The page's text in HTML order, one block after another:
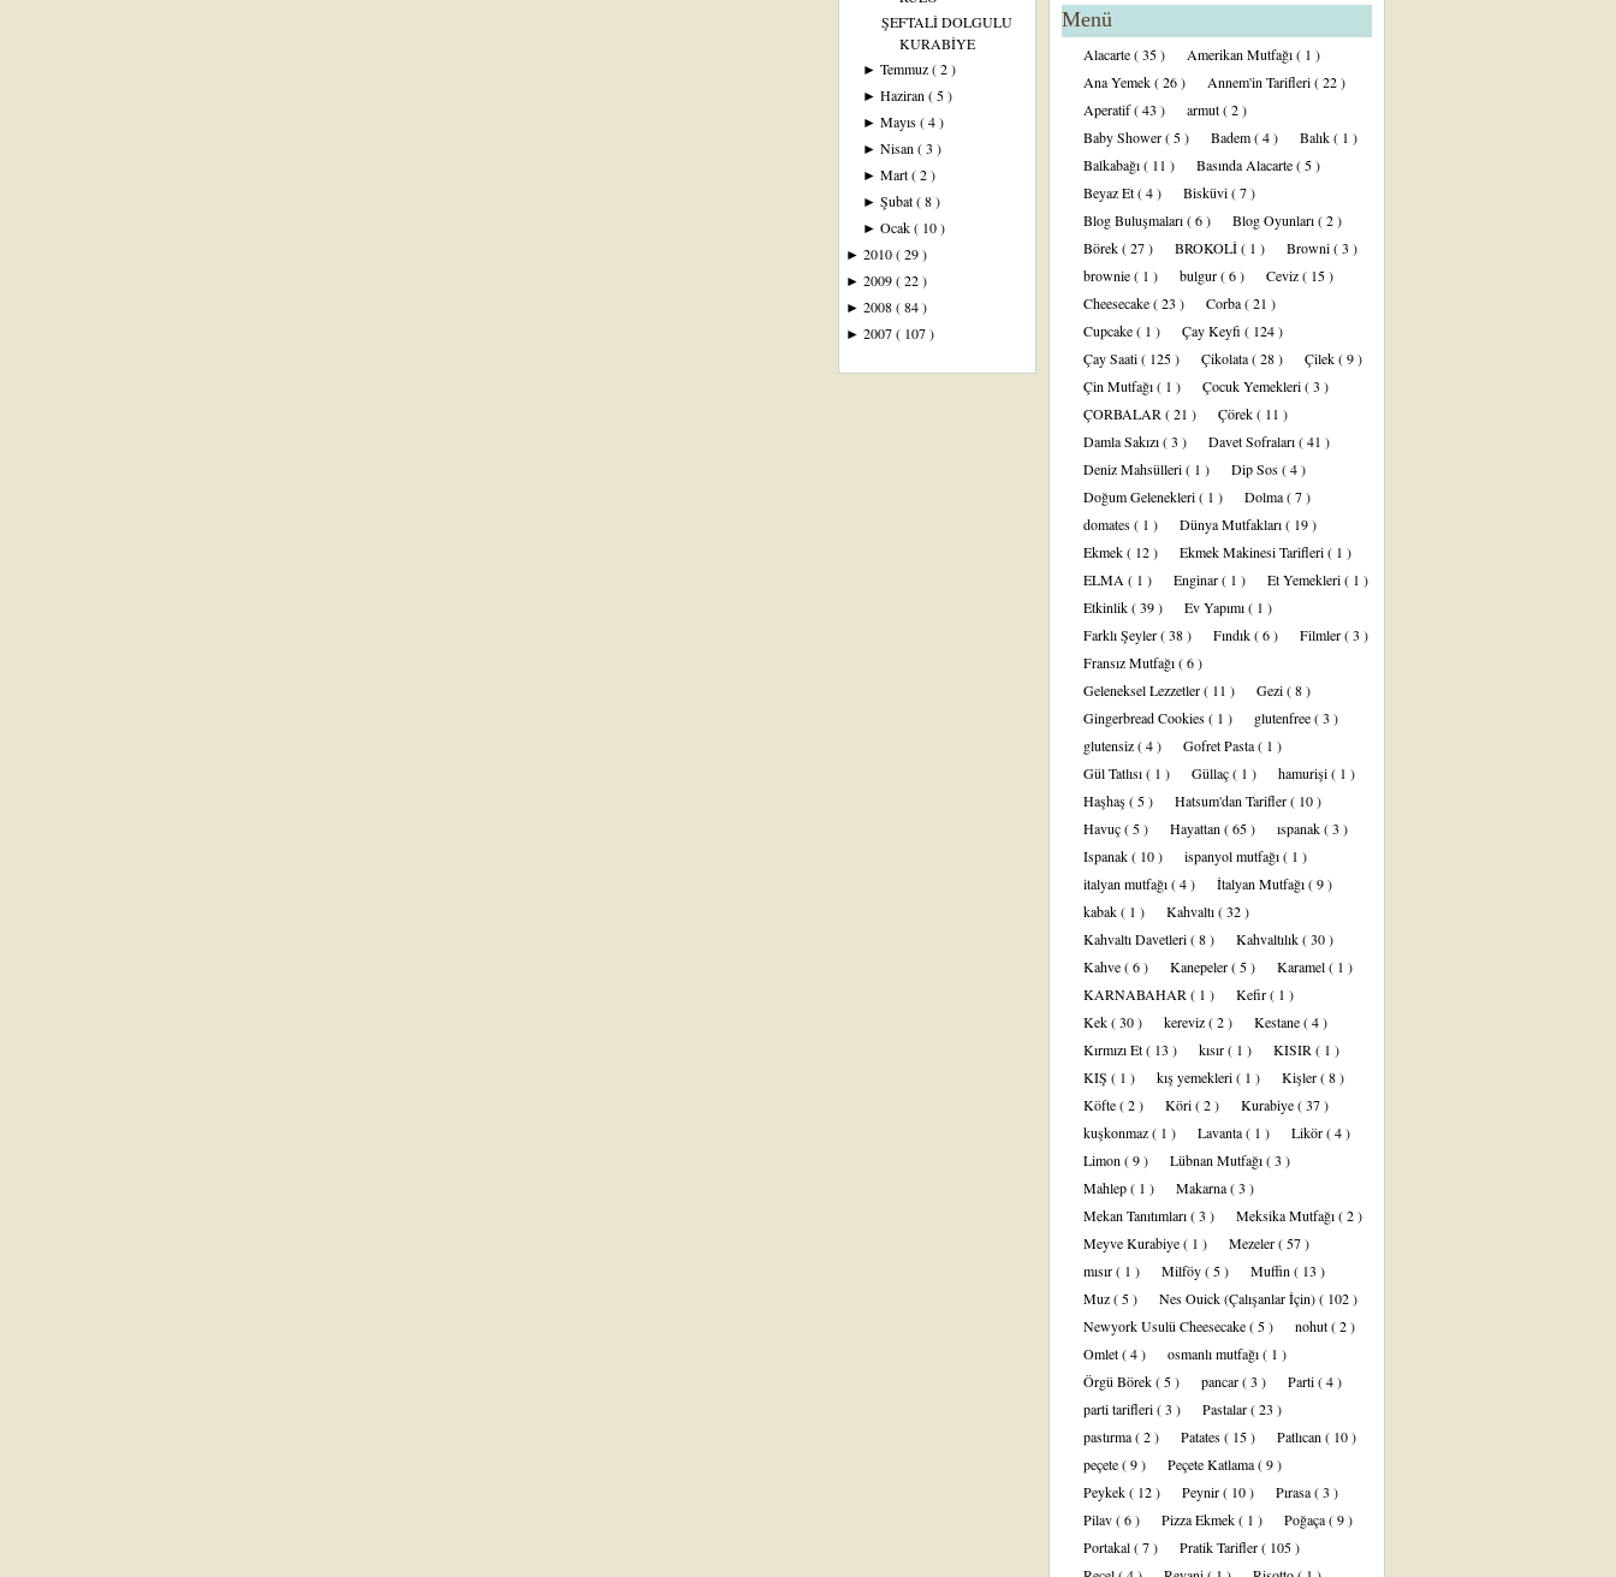
ŞEFTALİ DOLGULU
KURABİYE
►Temmuz( 2 )
►Haziran( 5 )
►Mayıs( 4 )
►Nisan( 3 )
►Mart( 2 )
►Şubat( 8 )
►Ocak( 10 )
► 2010( 29 )
► 2009( 22 )
► 2008( 84 )
► 2007( 107 )
Menü
Alacarte( 35 ) Amerikan Mutfağı( 1 )
Ana Yemek( 26 ) Annem'in Tarifleri( 22 )
Aperatif( 43 ) armut( 2 )
Baby Shower( 5 ) Badem( 4 ) Balık( 1 )
Balkabağı( 11 ) Basında Alacarte( 5 )
Beyaz Et( 4 ) Bisküvi( 7 )
Blog Buluşmaları( 6 ) Blog Oyunları( 2 )
Börek( 27 ) BROKOLİ( 1 ) Browni( 3 )
brownie( 1 ) bulgur( 6 ) Ceviz( 15 )
Cheesecake( 23 ) Corba( 21 )
Cupcake( 1 ) Çay Keyfi ( 124 )
Çay Saati( 125 ) Çikolata( 28 ) Çilek( 9 )
Çin Mutfağı( 1 ) Çocuk Yemekleri( 3 )
ÇORBALAR ( 21 ) Çörek( 11 )
Damla Sakızı( 3 ) Davet Sofraları( 41 )
Deniz Mahsülleri( 1 ) Dip Sos( 4 )
Doğum Gelenekleri( 1 ) Dolma( 7 )
domates( 1 ) Dünya Mutfakları( 19 )
Ekmek( 12 ) Ekmek Makinesi Tarifleri( 1 )
ELMA ( 1 ) Enginar( 1 ) Et Yemekleri( 1 )
Etkinlik( 39 ) Ev Yapımı( 1 )
Farklı Şeyler( 38 ) Fındık( 6 ) Filmler( 3 )
Fransız Mutfağı( 6 )
Geleneksel Lezzetler( 11 ) Gezi( 8 )
Gingerbread Cookies( 1 ) glutenfree( 3 )
glutensiz( 4 ) Gofret Pasta( 1 )
Gül Tatlısı( 1 ) Güllaç( 1 ) hamurişi( 1 )
Haşhaş( 5 ) Hatsum'dan Tarifler( 10 )
Havuç( 5 ) Hayattan ( 65 ) ıspanak( 3 )
Ispanak( 10 ) ispanyol mutfağı( 1 )
italyan mutfağı( 4 ) İtalyan Mutfağı( 9 )
kabak( 1 ) Kahvaltı( 32 )
Kahvaltı Davetleri( 8 ) Kahvaltılık( 30 )
Kahve( 6 ) Kanepeler( 5 ) Karamel( 1 )
KARNABAHAR ( 1 ) Kefir( 1 )
Kek( 30 ) kereviz( 2 ) Kestane( 4 )
Kırmızı Et( 13 ) kısır( 1 ) KISIR ( 1 )
KIŞ ( 1 ) kış yemekleri( 1 ) Kişler( 8 )
Köfte( 2 ) Köri( 2 ) Kurabiye( 37 )
kuşkonmaz( 1 ) Lavanta( 1 ) Likör( 4 )
Limon ( 9 ) Lübnan Mutfağı( 3 )
Mahlep( 1 ) Makarna( 3 )
Mekan Tanıtımları( 3 ) Meksika Mutfağı( 2 )
Meyve Kurabiye( 1 ) Mezeler( 57 )
mısır( 1 ) Milföy( 5 ) Muffin ( 13 )
Muz( 5 ) Nes Ouick (Çalışanlar İçin)( 102 )
Newyork Usulü Cheesecake( 5 ) nohut( 2 )
Omlet( 4 ) osmanlı mutfağı( 1 )
Örgü Börek( 5 ) pancar( 3 ) Parti( 4 )
parti tarifleri( 3 ) Pastalar( 23 )
pastırma( 2 ) Patates( 15 ) Patlıcan ( 10 )
peçete( 9 ) Peçete Katlama( 9 )
Peykek( 12 ) Peynir( 10 ) Pırasa( 3 )
Pilav( 6 ) Pizza Ekmek( 1 ) Poğaça( 9 )
Portakal( 7 ) Pratik Tarifler( 105 )